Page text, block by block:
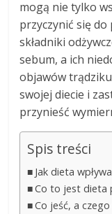
mogą nie tylko
przyczynić się do
składniki
sebum, a ich
objawów
swojej diecie i
przynieść
Spis treści
Jak dieta
Co to jest dieta
Co jeść, a